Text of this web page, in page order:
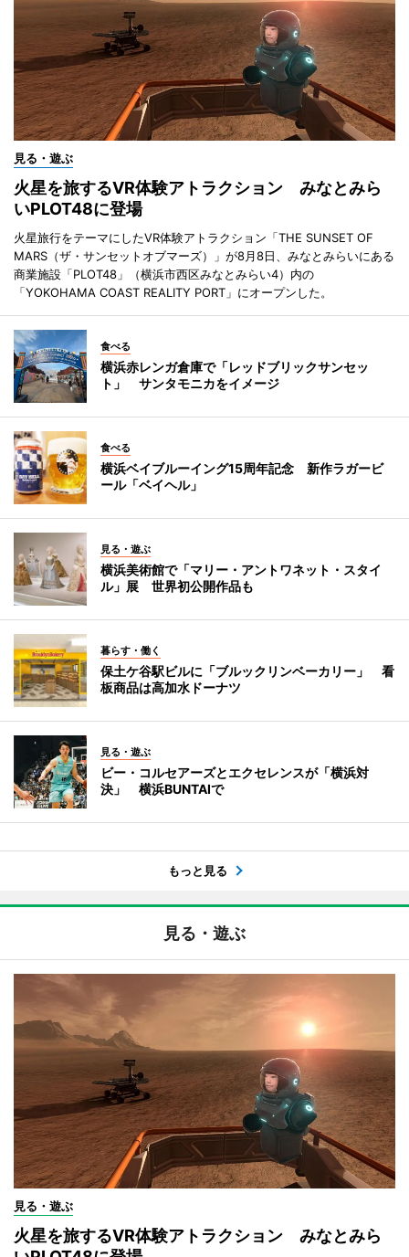
見る・遊ぶ
火星を旅するVR体験アトラクション みなとみら
いPLOT48に登場
火星旅行をテーマにしたVR体験アトラクション「THE SUNSET OF
MARS（ザ・サンセットオブマーズ）」が8月8日、みなとみらいにある
商業施設「PLOT48」（横浜市西区みなとみらい4）内の
「YOKOHAMA COAST REALITY PORT」にオープンした。
食べる
横浜赤レンガ倉庫で「レッドブリックサンセッ
ト」 サンタモニカをイメージ
食べる
横浜ベイブルーイング15周年記念 新作ラガービ
ール「ベイヘル」
見る・遊ぶ
横浜美術館で「マリー・アントワネット・スタイ
ル」展 世界初公開作品も
暮らす・働く
保土ケ谷駅ビルに「ブルックリンベーカリー」 看
板商品は高加水ドーナツ
見る・遊ぶ
ビー・コルセアーズとエクセレンスが「横浜対
決」 横浜BUNTAIで
もっと見る
見る・遊ぶ
見る・遊ぶ
火星を旅するVR体験アトラクション みなとみら